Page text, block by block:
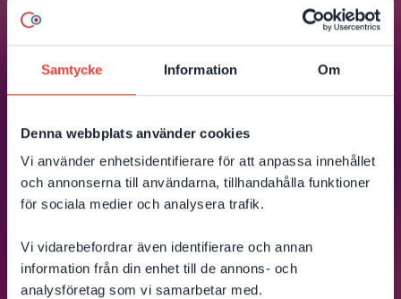
Samtycke Information Om
Denna webbplats använder cookies
Vi använder enhetsidentifierare för att anpassa innehållet
och annonserna till användarna, tillhandahålla funktioner
för sociala medier och analysera trafik.
Vi vidarebefordrar även identifierare och annan
information från din enhet till de annons- och
analysföretag som vi samarbetar med.